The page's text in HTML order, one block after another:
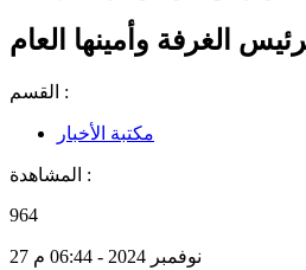
الغرفة وأمينها العام
القسم :
مكتبة الأخبار
المشاهدة :
964
27 نوفمبر 2024 - 06:44 م